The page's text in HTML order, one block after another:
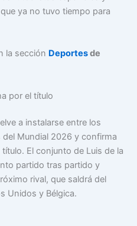
ya no tuvo tiempo para
la sección Deportesde
por el título
a instalarse entre los
Mundial 2026 y confirma
El conjunto de Luis de la
partido tras partido y
rival, que saldrá del
Unidos y Bélgica.